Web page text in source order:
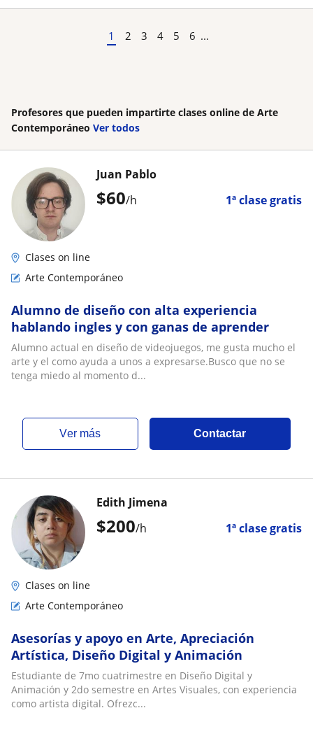
1 2 3 4 5 6 ...
Profesores que pueden impartirte clases online de Arte
Contemporáneo Ver todos
$60/h 1ª clase gratis
Juan Pablo
Clases on line
Arte Contemporáneo
Alumno de diseño con alta experiencia
hablando ingles y con ganas de aprender
Alumno actual en diseño de videojuegos, me gusta mucho el
arte y el como ayuda a unos a expresarse.Busco que no se
tenga miedo al momento d...
ver más Contactar
$200/h 1ª clase gratis
Edith Jimena
Clases on line
Arte Contemporáneo
Asesorías y apoyo en Arte, Apreciación
Artística, Diseño Digital y Animación
Estudiante de 7mo cuatrimestre en Diseño Digital y
Animación y 2do semestre en Artes Visuales, con experiencia
como artista digital. Ofrezc...